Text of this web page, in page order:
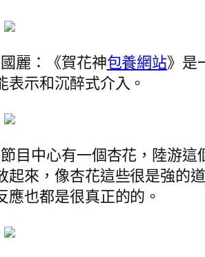
麗：《賀花神包養網站》是
示和沉醉式介入。
目中心有一個杏花，陸游
來，像杏花這些很是強的
也都是很真正的的。